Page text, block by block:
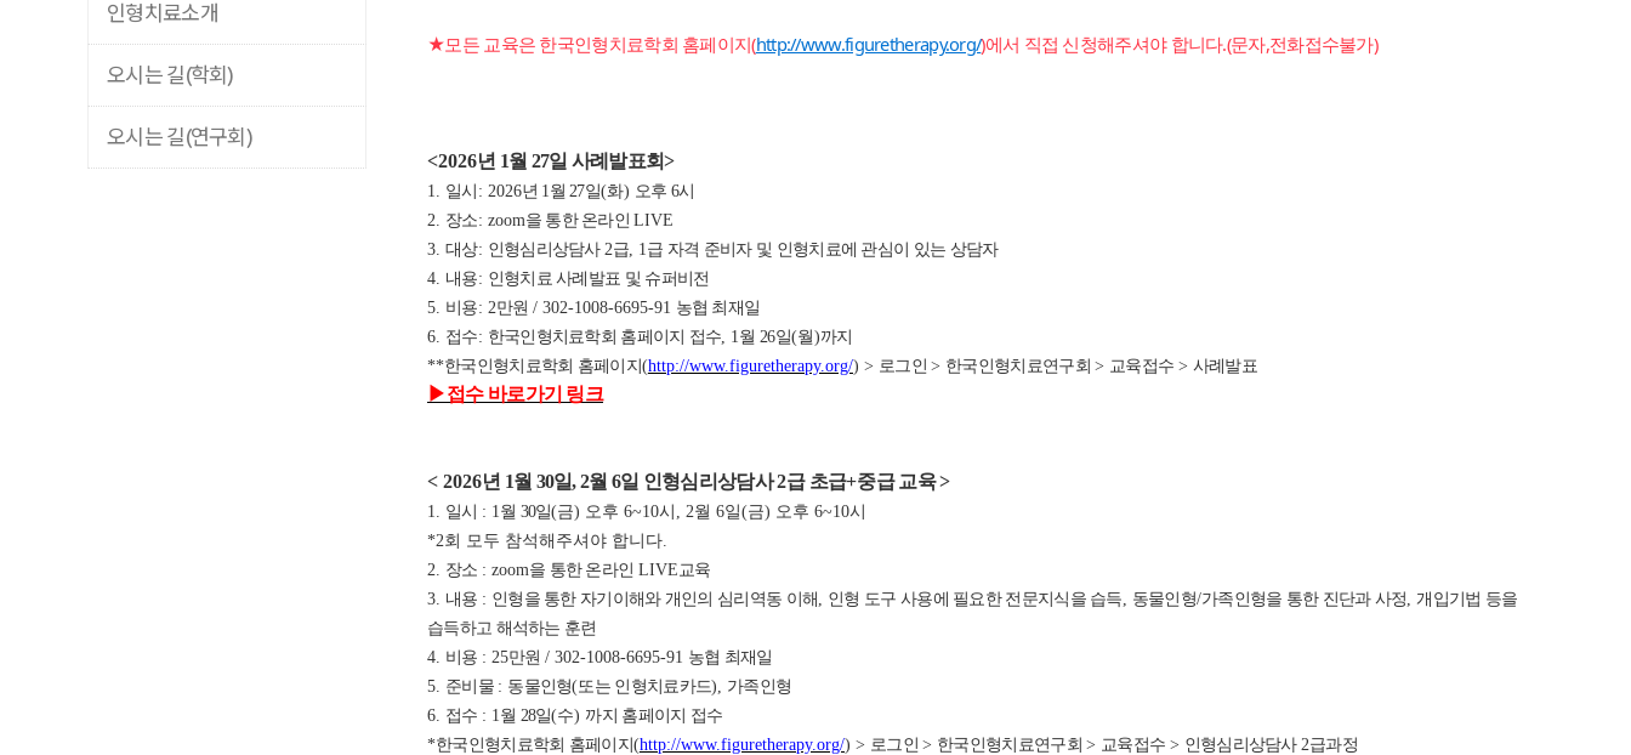
인형치료소개
오시는 길(학회)
오시는 길(연구회)
★모든 교육은 한국인형치료학회 홈페이지(http://www.figuretherapy.org/)에서 직접 신청해주셔야 합니다.(문자,전화접수불가)
<2026년 1월 27일 사례발표회>
1. 일시: 2026년 1월 27일(화) 오후 6시
2. 장소: zoom을 통한 온라인LIVE
3. 대상: 인형심리상담사 2급 , 1급 자격 준비자 및 인형치료에 관심이 있는 상담자
4. 내용: 인형치료 사례발표 및 슈퍼비전
5. 비용: 2만원 / 302-1008-6695-91 농협 최재일
6. 접수: 한국인형치료학회 홈페이지 접수 , 1월 26일(월)까지
**한국인형치료학회 홈페이지(http://www.figuretherapy.org/) > 로그인> 한국인형치료연구회> 교육접수 > 사례발표
▶접수 바로가기 링크
< 2026년 1월 30일, 2월 6일 인형심리상담사2급 초급+중급 교육>
1. 일시 : 1월 30일(금) 오후 6~10시, 2월 6일(금) 오후 6~10시
*2회 모두 참석해주셔야 합니다.
2. 장소 : zoom을 통한 온라인 LIVE교육
3. 내용 : 인형을 통한 자기이해와 개인의 심리역동 이해 인형 도구 사용에 필요한 전문지식을 습득 동물인형/가족인형을 통한 진단과 사정
개입기법 등을
습득하고 해석하는 훈련
4. 비용 : 25만원 / 302-1008-6695-91 농협 최재일
5. 준비물 : 동물인형(또는 인형치료카드)
가족인형
6. 접수 : 1월 28일(수) 까지 홈페이지 접수
*한국인형치료학회 홈페이지(http://www.figuretherapy.org/) > 로그인> 한국인형치료연구회> 교육접수 > 인형심리상담사 2급과정